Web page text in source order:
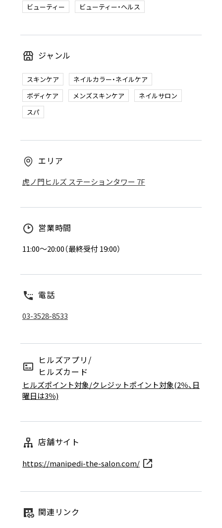
ビューティー ビューティー・ヘルス
ジャンル
スキンケア
ネイルカラー・ネイルケア
ボディケア
メンズスキンケア
ネイルサロン
スパ
エリア
虎ノ門ヒルズ ステーションタワー 7F
営業時間
11:00～20:00（最終受付 19:00）
電話
03-3528-8533
ヒルズアプリ/
ヒルズカード
ヒルズポイント対象/クレジットポイント対象(2％、日
曜日は3％)
店舗サイト
https://manipedi-the-salon.com/
関連リンク